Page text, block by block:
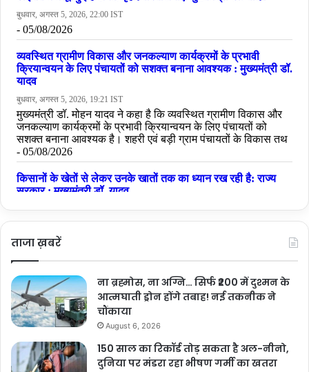
ताजा ख़बरें
ना ब्रह्मोस, ना अग्नि… सिर्फ ₹200 में दुश्मन के
आत्मघाती ड्रोन होंगे तबाह! नई तकनीक ने
चौंकाया
August 6, 2026
150 साल का रिकॉर्ड तोड़ सकता है अल-नीनो,
दुनिया पर मंडरा रहा भीषण गर्मी का खतरा